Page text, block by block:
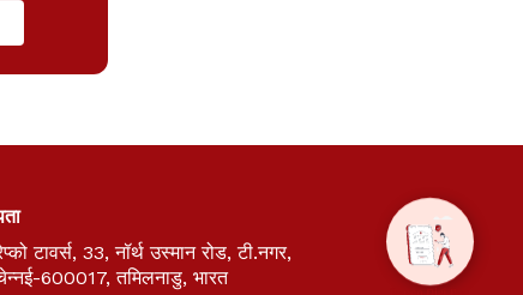
टावर्स, 33, नॉर्थ उस्मान रोड, टी.नगर,
600017, तमिलनाडु, भारत